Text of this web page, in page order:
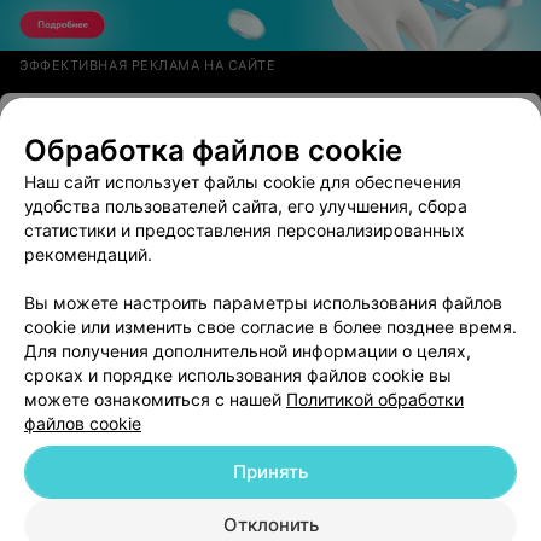
ЭФФЕКТИВНАЯ РЕКЛАМА НА САЙТЕ
Минск, пр-т Независимости, 64 Выходной
Отзыв. 01.07.2025 года я обратился с жалобами на
боли в грудной клетке в 1 городскую клиническую
больницу г. Минска. Меня внимательно выслушали,
осмотрели, обследовали и назначили грамотное
покоя Т. Евгения Александровича. Также хочется
выразить огромную признательность заместителю
главного врача Б. Татьяне Михайловне за хорошую
организацию работы и высокий профессионализм
всего медицинского персонала! Как хорошо, что в
трудную минуту на моем пути оказались эти
прекрасные врачи! Хочется пожелать им большого
здоровья и удачи во всех их начинаниях!
Отзывы
Добавить компанию
Обработка файлов cookie
Наш сайт использует файлы cookie для обеспечения
удобства пользователей сайта, его улучшения, сбора
статистики и предоставления персонализированных
рекомендаций.
Вы можете настроить параметры использования файлов
cookie или изменить свое согласие в более позднее время.
Для получения дополнительной информации о целях,
сроках и порядке использования файлов cookie вы
можете ознакомиться с нашей Политикой обработки
файлов cookie
Отклонить
Принять